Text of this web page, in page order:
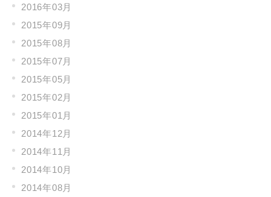
2016年03月
2015年09月
2015年08月
2015年07月
2015年05月
2015年02月
2015年01月
2014年12月
2014年11月
2014年10月
2014年08月